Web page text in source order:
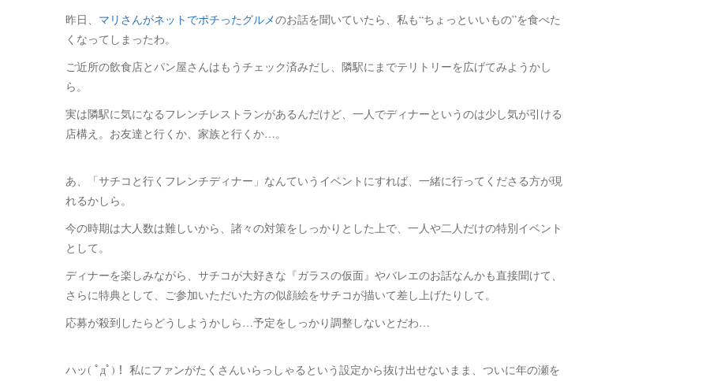
昨日、 マリさんがネットでポチったグルメのお話を聞いていたら、私も“ちょっといいもの”を食べた
くなってしまったわ。
ご近所の飲食店とパン屋さんはもうチェック済みだし、隣駅にまでテリトリーを広げてみようかし
ら。
実は隣駅に気になるフレンチレストランがあるんだけど、一人でディナーというのは少し気が引ける
店構え。お友達と行くか、家族と行くか…。
あ、「サチコと行くフレンチディナー」なんていうイベントにすれば、一緒に行ってくださる方が現
れるかしら。
今の時期は大人数は難しいから、諸々の対策をしっかりとした上で、一人や二人だけの特別イベント
として。
ディナーを楽しみながら、サチコが大好きな『ガラスの仮面』やバレエのお話なんかも直接聞けて、
さらに特典として、ご参加いただいた方の似顔絵をサチコが描いて差し上げたりして。
応募が殺到したらどうしようかしら…予定をしっかり調整しないとだわ…
ハッ( ﾟдﾟ)！ 私にファンがたくさんいらっしゃるという設定から抜け出せないまま、ついに年の瀬を